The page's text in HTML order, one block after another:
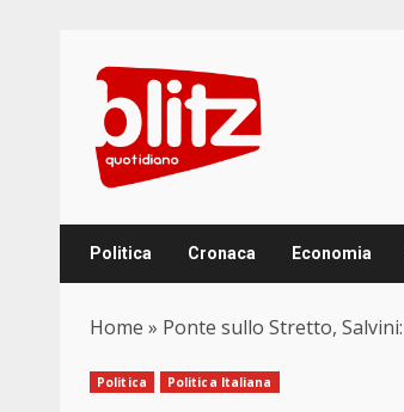
content
Politica Cronaca Economia
Home » Ponte sullo Stretto,
Politica Politica Italiana